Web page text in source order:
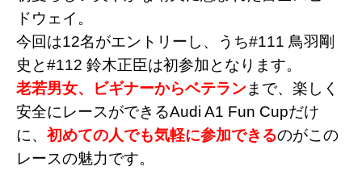
ドウェイ。
今回は12名がエントリーし、うち#111 鳥羽剛
史と#112 鈴木正臣は初参加となります。
老若男女、ビギナーからベテラン まで、楽しく
安全にレースができるAudi A1 Fun Cupだけ
に、 初めての人でも気軽に参加できるのがこの
レースの魅力です。